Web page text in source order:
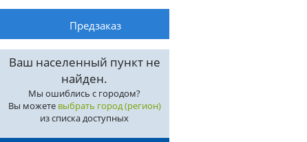
Ваш населенный пункт не
найден.
Мы ошиблись с городом?
Вы можете выбрать город (регион)
из списка доступных